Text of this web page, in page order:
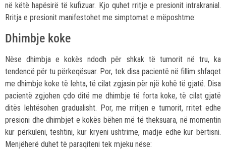
në këtë hapësirë të kufizuar. Kjo quhet rritje e presionit intrakranial.
Rritja e presionit manifestohet me simptomat e mëposhtme:
Dhimbje koke
Nëse dhimbja e kokës ndodh për shkak të tumorit në tru, ka
tendencë për tu përkeqësuar. Por, tek disa pacientë në fillim shfaqet
me dhimbje koke të lehta, të cilat zgjasin për një kohë të gjatë. Disa
pacientë zgjohen çdo ditë me dhimbje të forta koke, të cilat gjatë
ditës lehtësohen gradualisht. Por, me rritjen e tumorit, rritet edhe
presioni dhe dhimbjet e kokës bëhen më të theksuara, në momentin
kur përkuleni, teshtini, kur kryeni ushtrime, madje edhe kur bërtisni.
Menjëherë duhet të paraqiteni tek mjeku nëse: